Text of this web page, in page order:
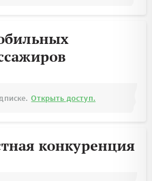
Открыть доступ.
конкуренция